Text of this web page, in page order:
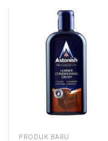
PRODUK BARU